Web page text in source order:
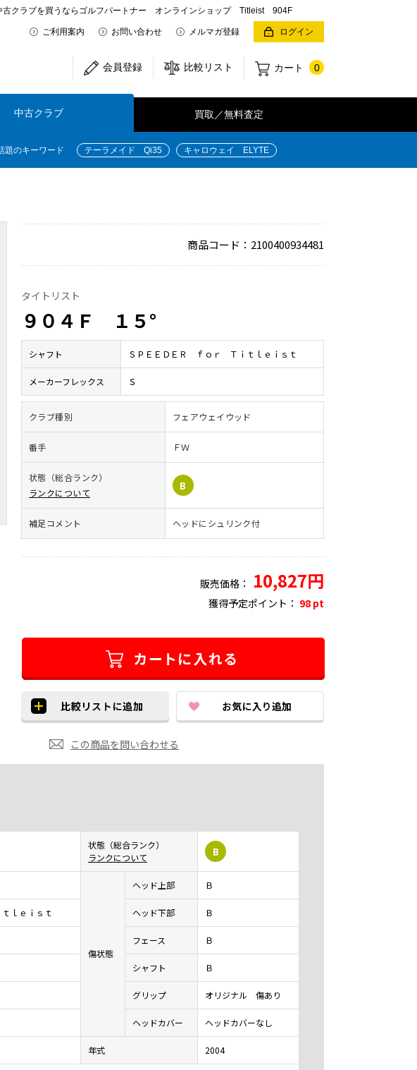
ラブを買うならゴルフパートナー オンラインショップ Titleist 904F
ご利用案内 お問い合わせ メルマガ登録 ログイン
カート 0
比較リスト
会員登録
中古クラブ 買取／無料査定
題のキーワード テーラメイド Qi35 キャロウェイ ELYTE
商品コード：2100400934481
タイトリスト
９０４Ｆ １５°
シャフト ＳＰＥＥＤＥＲ ｆｏｒ Ｔｉｔｌｅｉｓｔ
メーカーフレックス Ｓ
クラブ種別 フェアウェイウッド
番手 ＦＷ
状態（総合ランク）
ランクについて
B
補足コメント ヘッドにシュリンク付
販売価格： 10,827円
獲得予定ポイント： 98 pt
この商品を問い合わせる
状態（総合ランク）
ランクについて
B
傷状態
ヘッド上部 Ｂ
ｌｅｉｓｔ ヘッド下部 Ｂ
フェース Ｂ
シャフト Ｂ
グリップ オリジナル 傷あり
ヘッドカバー ヘッドカバーなし
年式 2004